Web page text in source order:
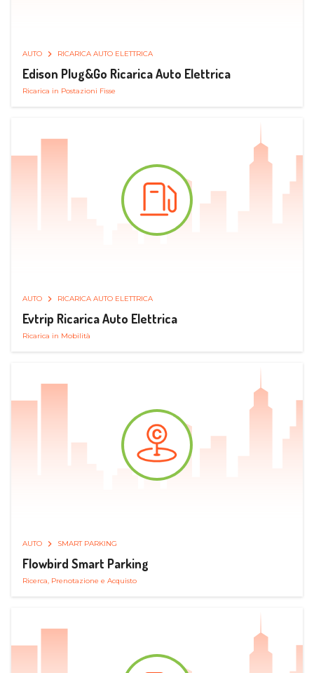
AUTO RICARICA AUTO ELETTRICA
Edison Plug&Go Ricarica Auto Elettrica
Ricarica in Postazioni Fisse
AUTO RICARICA AUTO ELETTRICA
Evtrip Ricarica Auto Elettrica
Ricarica in Mobilità
AUTO SMART PARKING
Flowbird Smart Parking
Ricerca, Prenotazione e Acquisto